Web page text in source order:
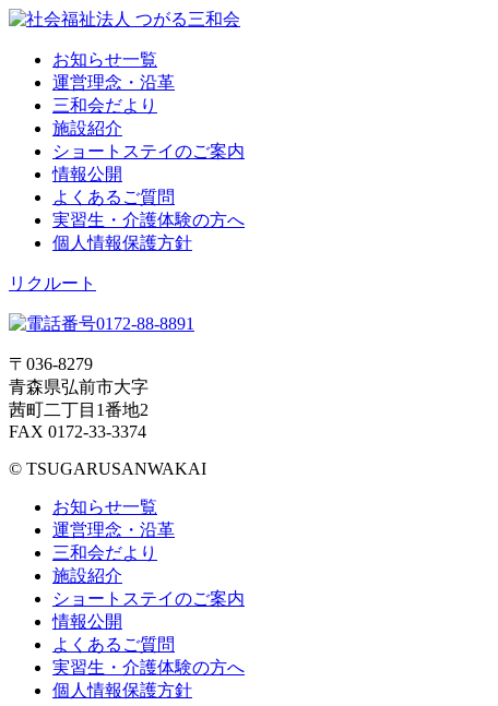
お知らせ一覧
運営理念・沿革
三和会だより
施設紹介
ショートステイのご案内
情報公開
よくあるご質問
実習生・介護体験の方へ
個人情報保護方針
リクルート
〒036-8279
青森県弘前市大字
茜町二丁目1番地2
FAX 0172-33-3374
© TSUGARUSANWAKAI
お知らせ一覧
運営理念・沿革
三和会だより
施設紹介
ショートステイのご案内
情報公開
よくあるご質問
実習生・介護体験の方へ
個人情報保護方針